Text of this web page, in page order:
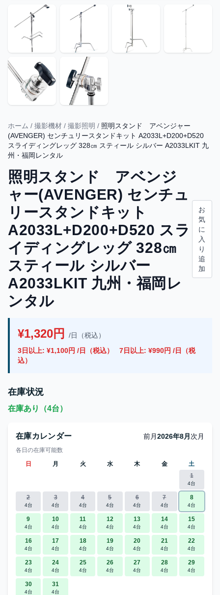
ホーム / 撮影機材 / 撮影照明 / 照明スタンド アベンジャー
(AVENGER) センチュリースタンドキット A2033L+D200+D520
スライディングレッグ 328㎝ スティール シルバー A2033LKIT 九
州・福岡レンタル
照明スタンド アベンジ
ャー(AVENGER) センチュ
リースタンドキット
A2033L+D200+D520 スラ
イディングレッグ 328㎝
スティール シルバー
A2033LKIT 九州・福岡レ
ンタル
お
気
に
入
り
追
加
¥1,320円
/日（税込）
3日以上: ¥1,100円 /日（税込）
7日以上: ¥990円 /日（税
込）
在庫状況
在庫あり（4台）
在庫カレンダー 前月2026年8月 次月
各日の在庫可能数
日
月 火 水 木 金
土
1
4台
2
4台
3
4台
4
4台
5
4台
6
4台
7
4台
8
4台
9
4台
10
4台
11
4台
12
4台
13
4台
14
4台
15
4台
16
4台
17
4台
18
4台
19
4台
20
4台
21
4台
22
4台
23
4台
24
4台
25
4台
26
4台
27
4台
28
4台
29
4台
30
4台
31
4台